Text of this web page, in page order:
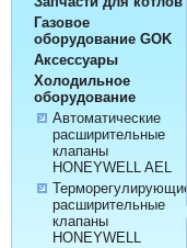
Газовое
оборудование GOK
Аксессуары
Холодильное
оборудование
Автоматические
расширительные
клапаны
HONEYWELL AEL
Терморегулирующие
расширительные
клапаны
HONEYWELL